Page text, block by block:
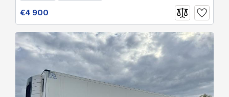
€4 900